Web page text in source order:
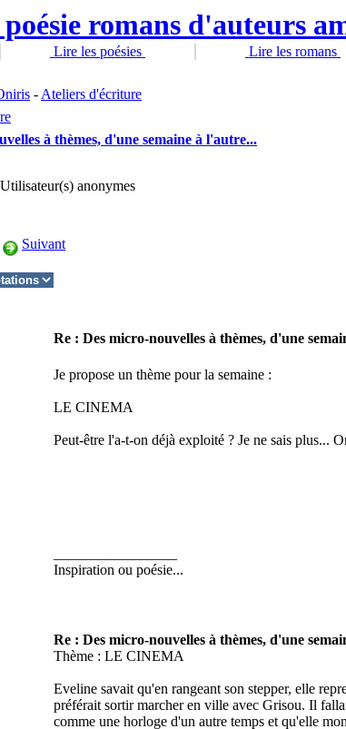
Lire les poésies Lire les romans
- Ateliers d'écriture
à thèmes, d'une semaine à l'autre...
anonymes
Suivant
Re : Des micro-nouvelles à thèmes, d'une
Je propose un thème pour la semaine :
LE CINEMA
Peut-être l'a-t-on déjà exploité ? Je ne sais plus...
Inspiration ou poésie...
Re : Des micro-nouvelles à thèmes, d'une
Thème : LE CINEMA
Eveline savait qu'en rangeant son stepper, elle
préférait sortir marcher en ville avec Grisou. Il
comme une horloge d'un autre temps et qu'elle